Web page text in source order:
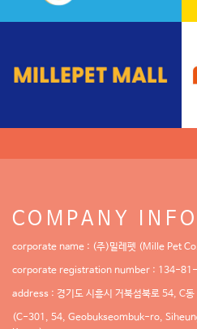
COMPANY
corporate name : (주)밀레펫 (Mille Pet
corporate registration number : 134-
address : 경기도 시흥시 거북섬북로 54, C
(C-301, 54, Geobukseombuk-ro,